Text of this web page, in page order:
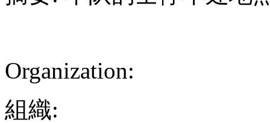
Organization:
組織: